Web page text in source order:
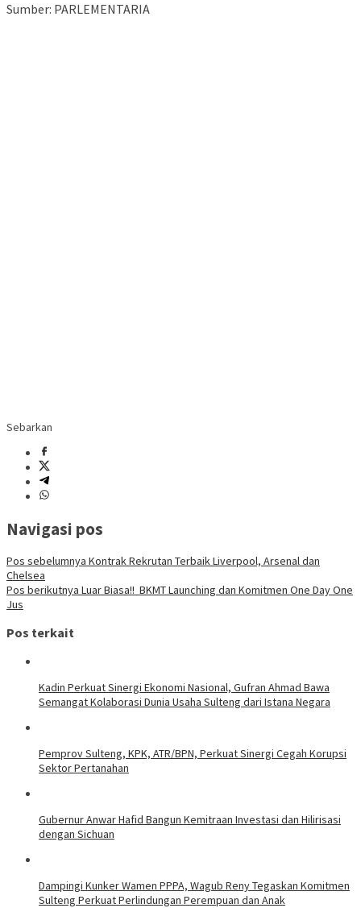
Sumber: PARLEMENTARIA
Sebarkan
Navigasi pos
Pos sebelumnya Kontrak Rekrutan Terbaik Liverpool, Arsenal dan
Chelsea
Pos berikutnya Luar Biasa!! BKMT Launching dan Komitmen One Day One
Jus
Pos terkait
Kadin Perkuat Sinergi Ekonomi Nasional, Gufran Ahmad Bawa
Semangat Kolaborasi Dunia Usaha Sulteng dari Istana Negara
Pemprov Sulteng, KPK, ATR/BPN, Perkuat Sinergi Cegah Korupsi
Sektor Pertanahan
Gubernur Anwar Hafid Bangun Kemitraan Investasi dan Hilirisasi
dengan Sichuan
Dampingi Kunker Wamen PPPA, Wagub Reny Tegaskan Komitmen
Sulteng Perkuat Perlindungan Perempuan dan Anak